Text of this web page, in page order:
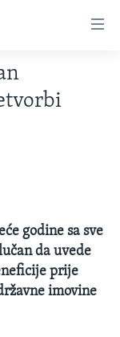
godine sa sve
da uvede
prije
imovine